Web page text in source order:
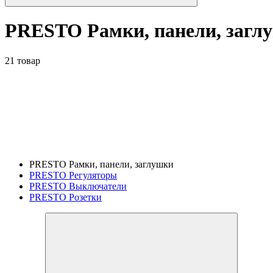
PRESTO Рамки, панели,
21 товар
PRESTO Рамки, панели, заглушки
PRESTO Регуляторы
PRESTO Выключатели
PRESTO Розетки